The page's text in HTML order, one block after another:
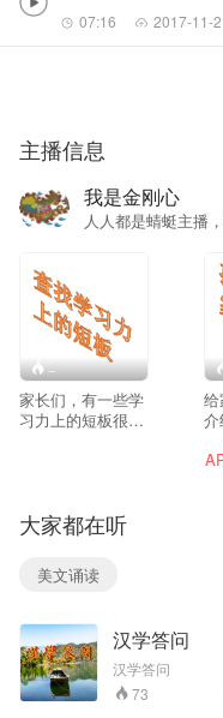
07:16 2017-11-
主播信息
我是金刚心
人人都是蜻蜓主播
--
家长们，有一些学
习力上的短板很隐
学们，意识到你的
学习力上有短板，
你该高兴。因为你
已经够用功了，如
效率的短板，你就
会迎来更大的进
步。 学会如何学
习，它一定比一门
心思多看书，多做
给
介
大家都在听
美文诵读
汉学答问
汉学答问
73